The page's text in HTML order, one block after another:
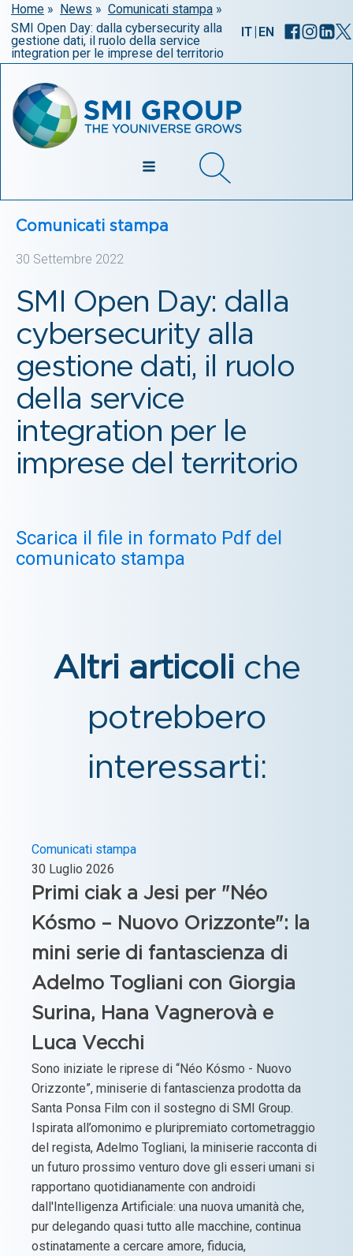
Home » News » Comunicati stampa »
SMI Open Day: dalla cybersecurity alla
gestione dati, il ruolo della service
integration per le imprese del territorio
IT| EN
Comunicati stampa
30 Settembre 2022
SMI Open Day: dalla
cybersecurity alla
gestione dati, il ruolo
della service
integration per le
imprese del territorio
Scarica il file in formato Pdf del
comunicato stampa
Altri articoli che
potrebbero
interessarti:
Comunicati stampa
30 Luglio 2026
Primi ciak a Jesi per "Néo
Kósmo – Nuovo Orizzonte": la
mini serie di fantascienza di
Adelmo Togliani con Giorgia
Surina, Hana Vagnerovà e
Luca Vecchi
Sono iniziate le riprese di “Néo Kósmo - Nuovo
Orizzonte”, miniserie di fantascienza prodotta da
Santa Ponsa Film con il sostegno di SMI Group.
Ispirata all’omonimo e pluripremiato cortometraggio
del regista, Adelmo Togliani, la miniserie racconta di
un futuro prossimo venturo dove gli esseri umani si
rapportano quotidianamente con androidi
dall'Intelligenza Artificiale: una nuova umanità che,
pur delegando quasi tutto alle macchine, continua
ostinatamente a cercare amore, fiducia,